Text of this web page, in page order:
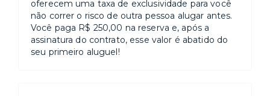
oferecem uma taxa de exclusividade para você
não correr o risco de outra pessoa alugar antes.
Você paga R$ 250,00 na reserva e, após a
assinatura do contrato, esse valor é abatido do
seu primeiro aluguel!